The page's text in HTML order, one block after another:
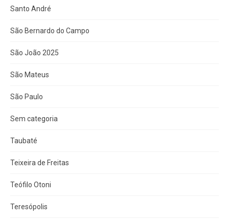
Santo André
São Bernardo do Campo
São João 2025
São Mateus
São Paulo
Sem categoria
Taubaté
Teixeira de Freitas
Teófilo Otoni
Teresópolis